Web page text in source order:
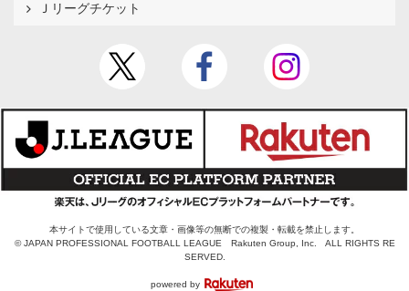
Ｊリーグチケット
本サイトで使用している文章・画像等の無断での複製・転載を禁止します。
© JAPAN PROFESSIONAL FOOTBALL LEAGUE Rakuten Group, Inc. ALL RIGHTS RE
SERVED.
powered by